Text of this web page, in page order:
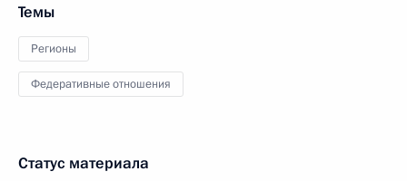
Темы
Регионы
Федеративные отношения
Статус материала